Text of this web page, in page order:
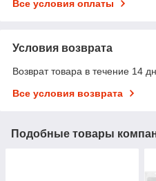
Все условия оплаты
Условия возврата
Возврат товара в течение 14
Все условия возврата
Подобные товары